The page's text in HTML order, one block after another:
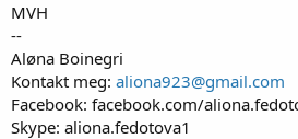
MVH
--
Aløna Boinegri
Kontakt meg: aliona923@gmail.com
Facebook: facebook.com/
Skype: aliona.fedotova1